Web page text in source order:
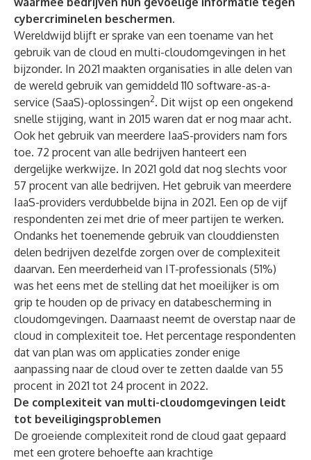
cybercriminelen beschermen.
Wereldwijd blijft er sprake van een toename van het
gebruik van de cloud en multi-cloudomgevingen in het
bijzonder. In 2021 maakten organisaties in alle delen van
de wereld gebruik van gemiddeld 110 software-as-a-
service (SaaS)-oplossingen2. Dit wijst op een ongekend
snelle stijging, want in 2015 waren dat er nog maar acht.
Ook het gebruik van meerdere IaaS-providers nam fors
toe. 72 procent van alle bedrijven hanteert een
dergelijke werkwijze. In 2021 gold dat nog slechts voor
57 procent van alle bedrijven. Het gebruik van meerdere
IaaS-providers verdubbelde bijna in 2021. Een op de vijf
respondenten zei met drie of meer partijen te werken.
Ondanks het toenemende gebruik van clouddiensten
delen bedrijven dezelfde zorgen over de complexiteit
daarvan. Een meerderheid van IT-professionals (51%)
was het eens met de stelling dat het moeilijker is om
grip te houden op de privacy en databescherming in
cloudomgevingen. Daarnaast neemt de overstap naar de
cloud in complexiteit toe. Het percentage respondenten
dat van plan was om applicaties zonder enige
aanpassing naar de cloud over te zetten daalde van 55
procent in 2021 tot 24 procent in 2022.
De complexiteit van multi-cloudomgevingen leidt
tot beveiligingsproblemen
De groeiende complexiteit rond de cloud gaat gepaard
met een grotere behoefte aan krachtige